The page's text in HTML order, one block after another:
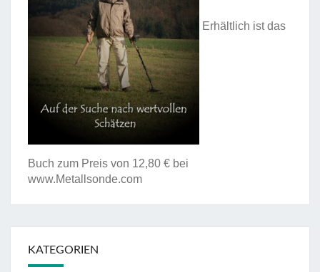
Erhältlich ist das
Buch zum Preis von 12,80 € bei
www.Metallsonde.com
KATEGORIEN